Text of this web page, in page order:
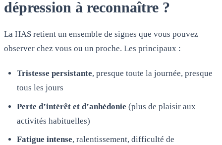
dépression à reconnaître ?
La HAS retient un ensemble de signes que vous pouvez
observer chez vous ou un proche. Les principaux :
Tristesse persistante, presque toute la journée, presque
tous les jours
Perte d’intérêt et d’anhédonie (plus de plaisir aux
activités habituelles)
Fatigue intense, ralentissement, difficulté de